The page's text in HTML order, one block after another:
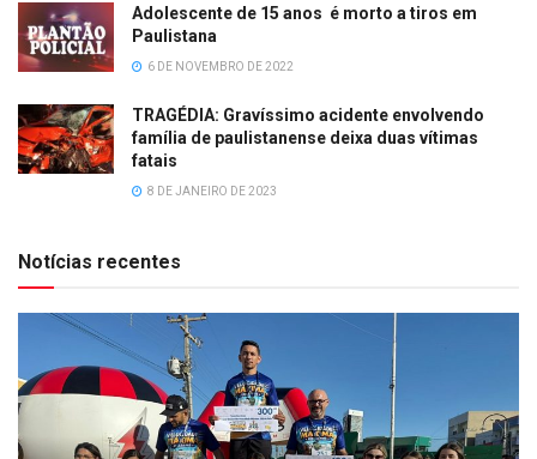
Adolescente de 15 anos é morto a tiros em
Paulistana
6 DE NOVEMBRO DE 2022
TRAGÉDIA: Gravíssimo acidente envolvendo
família de paulistanense deixa duas vítimas
fatais
8 DE JANEIRO DE 2023
Notícias recentes